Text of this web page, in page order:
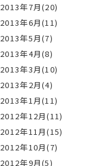
2013年7月(20)
2013年6月(11)
2013年5月(7)
2013年4月(8)
2013年3月(10)
2013年2月(4)
2013年1月(11)
2012年12月(11)
2012年11月(15)
2012年10月(7)
2012年9月(5)